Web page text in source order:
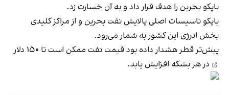
باپکو بحرین را هدف قرار داد و به آن خسارت زد.
باپکو تاسیسات اصلی پالایش نفت بحرین و از مراکز کلیدی
بخش انرژی این کشور به شمار می‌رود.
پیش‌تر قطر هشدار داده بود قیمت نفت ممکن است تا ۱۵۰ دلار
در هر بشکه افزایش یابد.